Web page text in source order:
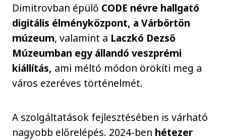
Dimitrovban épülő CODE névre hallgató
digitális élményközpont, a Várbörtön
múzeum, valamint a Laczkó Dezső
Múzeumban egy állandó veszprémi
kiállítás, ami méltó módon örökíti meg a
város ezeréves történelmét.
A szolgáltatások fejlesztésében is várható
nagyobb előrelépés. 2024-ben hétezer